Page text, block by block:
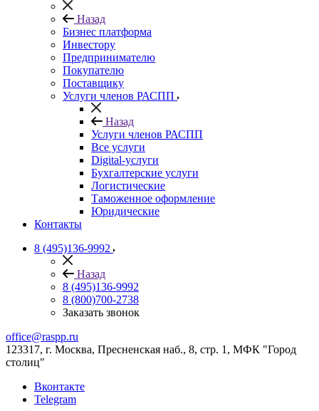
Назад
Бизнес платформа
Инвестору
Предпринимателю
Покупателю
Поставщику
Услуги членов РАСПП
Назад
Услуги членов РАСПП
Все услуги
Digital-услуги
Бухгалтерские услуги
Логистические
Таможенное оформление
Юридические
Контакты
8 (495)136-9992
Назад
8 (495)136-9992
8 (800)700-2738
Заказать звонок
office@raspp.ru
123317, г. Москва, Пресненская наб., 8, стр. 1, МФК "Город
столиц"
Вконтакте
Telegram